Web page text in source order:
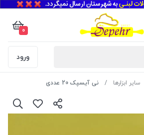
0
ورود
سایر ابزارها نی آیسپک 20 عددی